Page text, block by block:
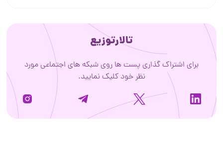
تالارتوزیع
برای اشتراک گذاری پست ها روی شبکه های اجتماعی مورد
نظر خود کلیک نمایید.